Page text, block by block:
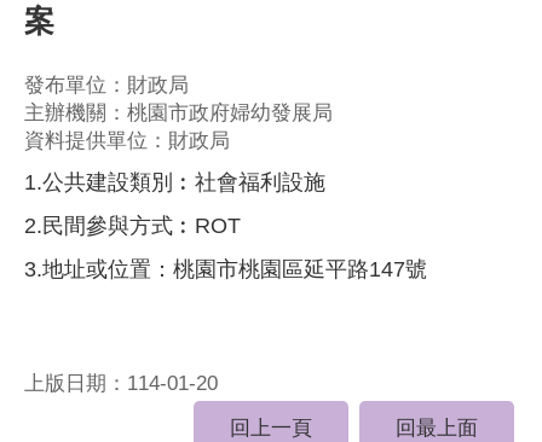
案
發布單位：財政局
主辦機關：桃園市政府婦幼發展局
資料提供單位：財政局
1.公共建設類別︰社會福利設施
2.民間參與方式︰ROT
3.地址或位置：桃園市桃園區延平路147號
上版日期：114-01-20
回上一頁
回最上面